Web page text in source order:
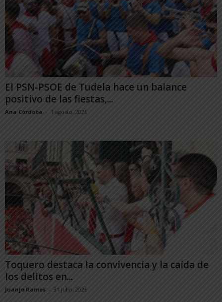
El PSN-PSOE de Tudela hace un balance
positivo de las fiestas,...
Ana Córdoba - 1 agosto, 2026
Toquero destaca la convivencia y la caída de
los delitos en...
Juanjo Ramos - 31 julio, 2026